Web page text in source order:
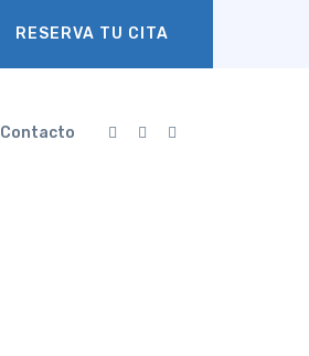
RESERVA TU CITA
Contacto